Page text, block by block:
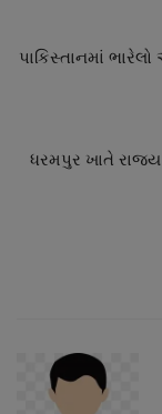
પાકિસ્તાનમાં
ધરમપુર ખાતે રાજય